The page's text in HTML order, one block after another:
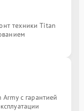
техники Titan
с гарантией